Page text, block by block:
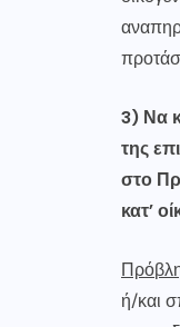
3) Να
της
στο
κατ’
ή/και